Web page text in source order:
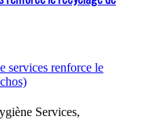
Services,